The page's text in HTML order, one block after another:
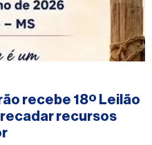
recebe 18º Leilão
recursos